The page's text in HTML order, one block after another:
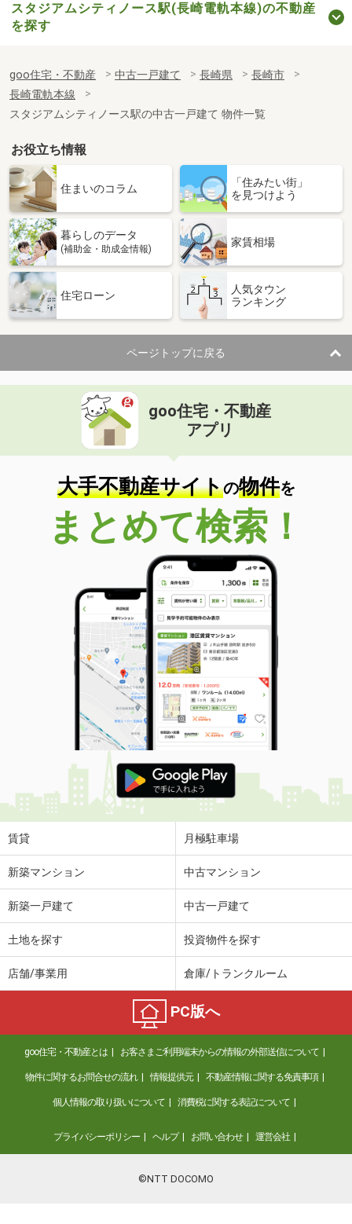
スタジアムシティノース駅(長崎電軌本線)の不動産
を探す
goo住宅・不動産 中古一戸建て 長崎県
長崎市
長崎電軌本線
スタジアムシティノース駅の中古一戸建て 物件一覧
お役立ち情報
住まいのコラム
「住みたい街」
を見つけよう
暮らしのデータ
(補助金・助成金情報)
家賃相場
住宅ローン
人気タウン
ランキング
ページトップに戻る
goo住宅・不動産
アプリ
大手不動産サイトの物件を
まとめて検索！
賃貸 月極駐車場
新築マンション 中古マンション
新築一戸建て 中古一戸建て
土地を探す 投資物件を探す
店舗/事業用 倉庫/トランクルーム
PC版へ
goo住宅・不動産とは お客さまご利用端末からの情報の外部送信について
物件に関するお問合せの流れ 情報提供元 不動産情報に関する免責事項
個人情報の取り扱いについて 消費税に関する表記について
プライバシーポリシー ヘルプ お問い合わせ 運営会社
©NTT DOCOMO